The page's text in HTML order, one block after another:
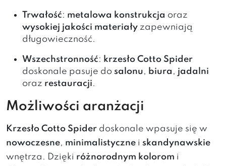
Trwałość: metalowa konstrukcja oraz
wysokiej jakości materiały zapewniają
długowieczność.
Wszechstronność: krzesło Cotto Spider
doskonale pasuje do salonu, biura , jadalni
oraz restauracji.
Możliwości aranżacji
Krzesło Cotto Spider doskonale wpasuje się w
nowoczesne, minimalistyczne i skandynawskie
wnętrza. Dzięki różnorodnym kolorom i